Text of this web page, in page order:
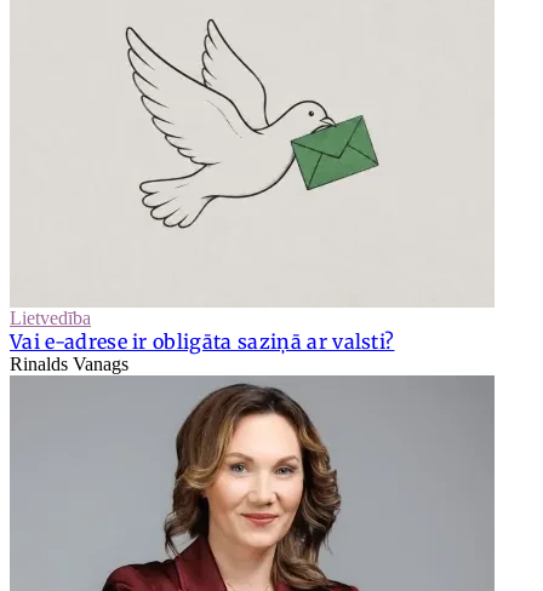
Lietvedība
Vai e-adrese ir obligāta saziņā ar valsti?
Rinalds Vanags